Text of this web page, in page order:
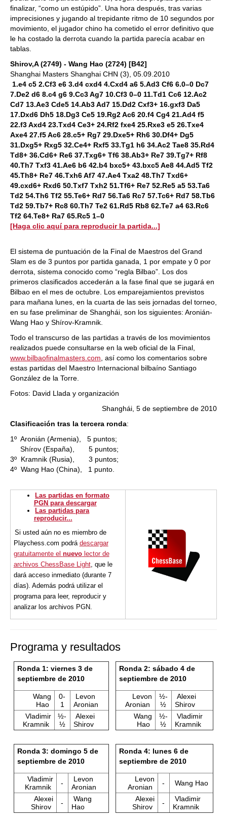
finalizar, “como un estúpido”. Una hora después, tras varias
imprecisiones y jugando al trepidante ritmo de 10 segundos por
movimiento, el jugador chino ha cometido el error definitivo que
le ha costado la derrota cuando la partida parecía acabar en
tablas.
Shirov,A (2749) - Wang Hao (2724) [B42]
Shanghai Masters Shanghai CHN (3), 05.09.2010
1.e4 c5 2.Cf3 e6 3.d4 cxd4 4.Cxd4 a6 5.Ad3 Cf6 6.0–0 Dc7
7.De2 d6 8.c4 g6 9.Cc3 Ag7 10.Cf3 0–0 11.Td1 Cc6 12.Ac2
Cd7 13.Ae3 Cde5 14.Ab3 Ad7 15.Dd2 Cxf3+ 16.gxf3 Da5
17.Dxd6 Dh5 18.Dg3 Ce5 19.Rg2 Ac6 20.f4 Cg4 21.Ad4 f5
22.f3 Axd4 23.Txd4 Ce3+ 24.Rf2 fxe4 25.Rxe3 e5 26.Txe4
Axe4 27.f5 Ac6 28.c5+ Rg7 29.Dxe5+ Rh6 30.Df4+ Dg5
31.Dxg5+ Rxg5 32.Ce4+ Rxf5 33.Tg1 h6 34.Ac2 Tae8 35.Rd4
Td8+ 36.Cd6+ Re6 37.Txg6+ Tf6 38.Ab3+ Re7 39.Tg7+ Rf8
40.Th7 Txf3 41.Ae6 b6 42.b4 bxc5+ 43.bxc5 Ae8 44.Ad5 Tf2
45.Th8+ Re7 46.Txh6 Af7 47.Ae4 Txa2 48.Th7 Txd6+
49.cxd6+ Rxd6 50.Txf7 Txh2 51.Tf6+ Re7 52.Re5 a5 53.Ta6
Td2 54.Th6 Tf2 55.Te6+ Rd7 56.Ta6 Rc7 57.Tc6+ Rd7 58.Tb6
Td2 59.Tb7+ Rc8 60.Th7 Te2 61.Rd5 Rb8 62.Te7 a4 63.Rc6
Tf2 64.Te8+ Ra7 65.Rc5 1–0
[Haga clic aquí para reproducir la partida...]
El sistema de puntuación de la Final de Maestros del Grand
Slam es de 3 puntos por partida ganada, 1 por empate y 0 por
derrota, sistema conocido como “regla Bilbao”. Los dos
primeros clasificados accederán a la fase final que se jugará en
Bilbao en el mes de octubre. Los emparejamientos previstos
para mañana lunes, en la cuarta de las seis jornadas del torneo,
en su fase preliminar de Shanghái, son los siguientes: Aronián-
Wang Hao y Shírov-Kramnik.
Todo el transcurso de las partidas a través de los movimientos
realizados puede consultarse en la web oficial de la Final,
www.bilbaofinalmasters.com, así como los comentarios sobre
estas partidas del Maestro Internacional bilbaíno Santiago
González de la Torre.
Fotos: David Llada y organización
Shanghái, 5 de septiembre de 2010
Clasificación tras la tercera ronda:
1º Aronián (Armenia), 5 puntos;
Shírov (España), 5 puntos;
3º Kramnik (Rusia), 3 puntos;
4º Wang Hao (China), 1 punto.
Las partidas en formato
PGN para descargar
Las partidas para
reproducir...
Si usted aún no es miembro de
Playchess.com podrá descargar
gratuitamente el nuevolector de
archivos ChessBase Light, que le
dará acceso inmediato (durante 7
días). Además podrá utilizar el
programa para leer, reproducir y
analizar los archivos PGN.
Programa y resultados
Ronda 1: viernes 3 de
septiembre de 2010
Wang
Hao
0-
1
Levon
Aronian
Vladimir
Kramnik
½-
½
Alexei
Shirov
Ronda 2: sábado 4 de
septiembre de 2010
Levon
Aronian
½-
½
Alexei
Shirov
Wang
Hao
½-
½
Vladimir
Kramnik
Ronda 3: domingo 5 de
septiembre de 2010
Vladimir
Kramnik
-
Levon
Aronian
Alexei
Shirov
-
Wang
Hao
Ronda 4: lunes 6 de
septiembre de 2010
Levon
Aronian
-
Wang Hao
Alexei
Shirov
-
Vladimir
Kramnik